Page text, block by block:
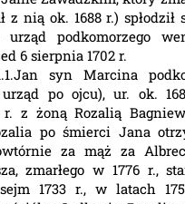
z nią ok. 1688 r.)
urząd podkomorzego
6 sierpnia 1702 r.
syn Marcina
urząd po ojcu), ur. ok.
r. z żoną Rozalią
po śmierci Jana
za mąż za
zmarłego w 1776 r.,
1733 r., w latach